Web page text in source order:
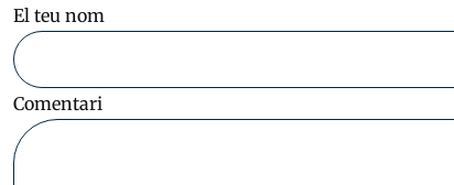
El teu nom
Comentari